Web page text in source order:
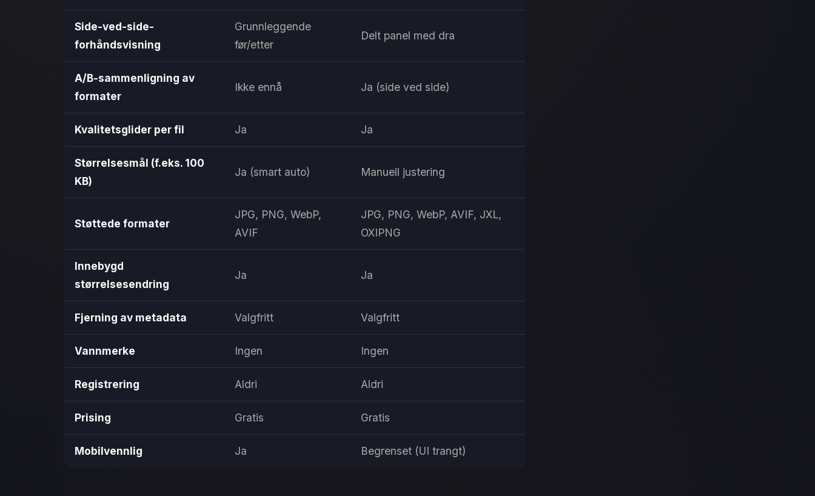
Side-ved-side-
forhåndsvisning
Grunnleggende
før/etter
Delt panel med dra
A/B-sammenligning av
formater
Ikke ennå Ja (side ved side)
Kvalitetsglider per fil Ja Ja
Størrelsesmål (f.eks. 100
KB)
Ja (smart auto) Manuell justering
Støttede formater
JPG, PNG, WebP,
AVIF
JPG, PNG, WebP, AVIF, JXL,
OXIPNG
Innebygd
størrelsesendring
Ja Ja
Fjerning av metadata Valgfritt Valgfritt
Vannmerke Ingen Ingen
Registrering Aldri Aldri
Prising Gratis Gratis
Mobilvennlig Ja Begrenset (UI trangt)